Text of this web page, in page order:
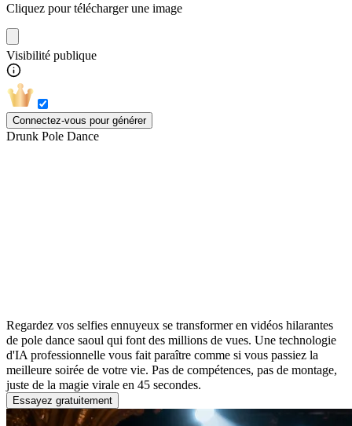
Cliquez pour télécharger une image
Visibilité publique
Connectez-vous pour générer
Drunk Pole Dance
Regardez vos selfies ennuyeux se transformer en vidéos hilarantes
de pole dance saoul qui font des millions de vues. Une technologie
d'IA professionnelle vous fait paraître comme si vous passiez la
meilleure soirée de votre vie. Pas de compétences, pas de montage,
juste de la magie virale en 45 secondes.
Essayez gratuitement